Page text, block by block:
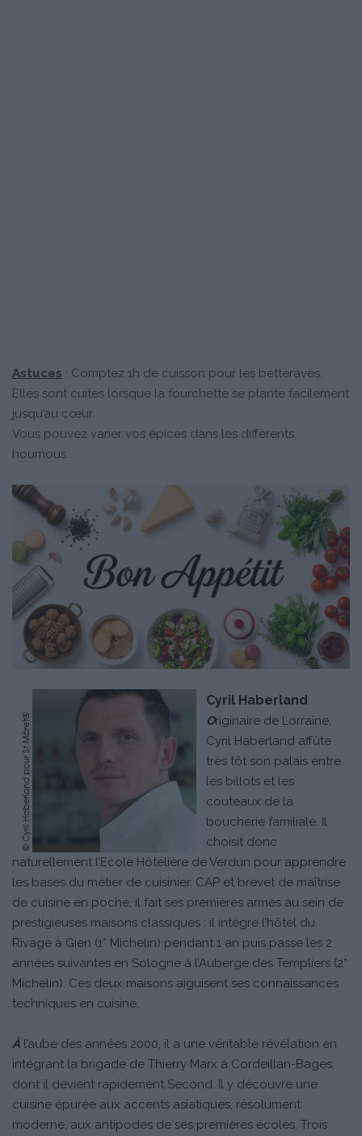
Astuces : Comptez 1h de cuisson pour les betteraves.
Elles sont cuites lorsque la fourchette se plante facilement
jusqu’au cœur.
Vous pouvez varier vos épices dans les différents
houmous.
Cyril Haberland
Originaire de Lorraine,
Cyril Haberland affûte
très tôt son palais entre
les billots et les
couteaux de la
boucherie familiale. Il
choisit donc
naturellement l’Ecole Hôtelière de Verdun pour apprendre
les bases du métier de cuisinier. CAP et brevet de maîtrise
de cuisine en poche, il fait ses premières armes au sein de
prestigieuses maisons classiques : il intègre l’hôtel du
Rivage à Gien (1* Michelin) pendant 1 an puis passe les 2
années suivantes en Sologne à l’Auberge des Templiers (2*
Michelin). Ces deux maisons aiguisent ses connaissances
techniques en cuisine.
À l’aube des années 2000, il a une véritable révélation en
intégrant la brigade de Thierry Marx à Cordeillan-Bages,
dont il devient rapidement Second. Il y découvre une
cuisine épurée aux accents asiatiques, résolument
moderne, aux antipodes de ses premières écoles. Trois